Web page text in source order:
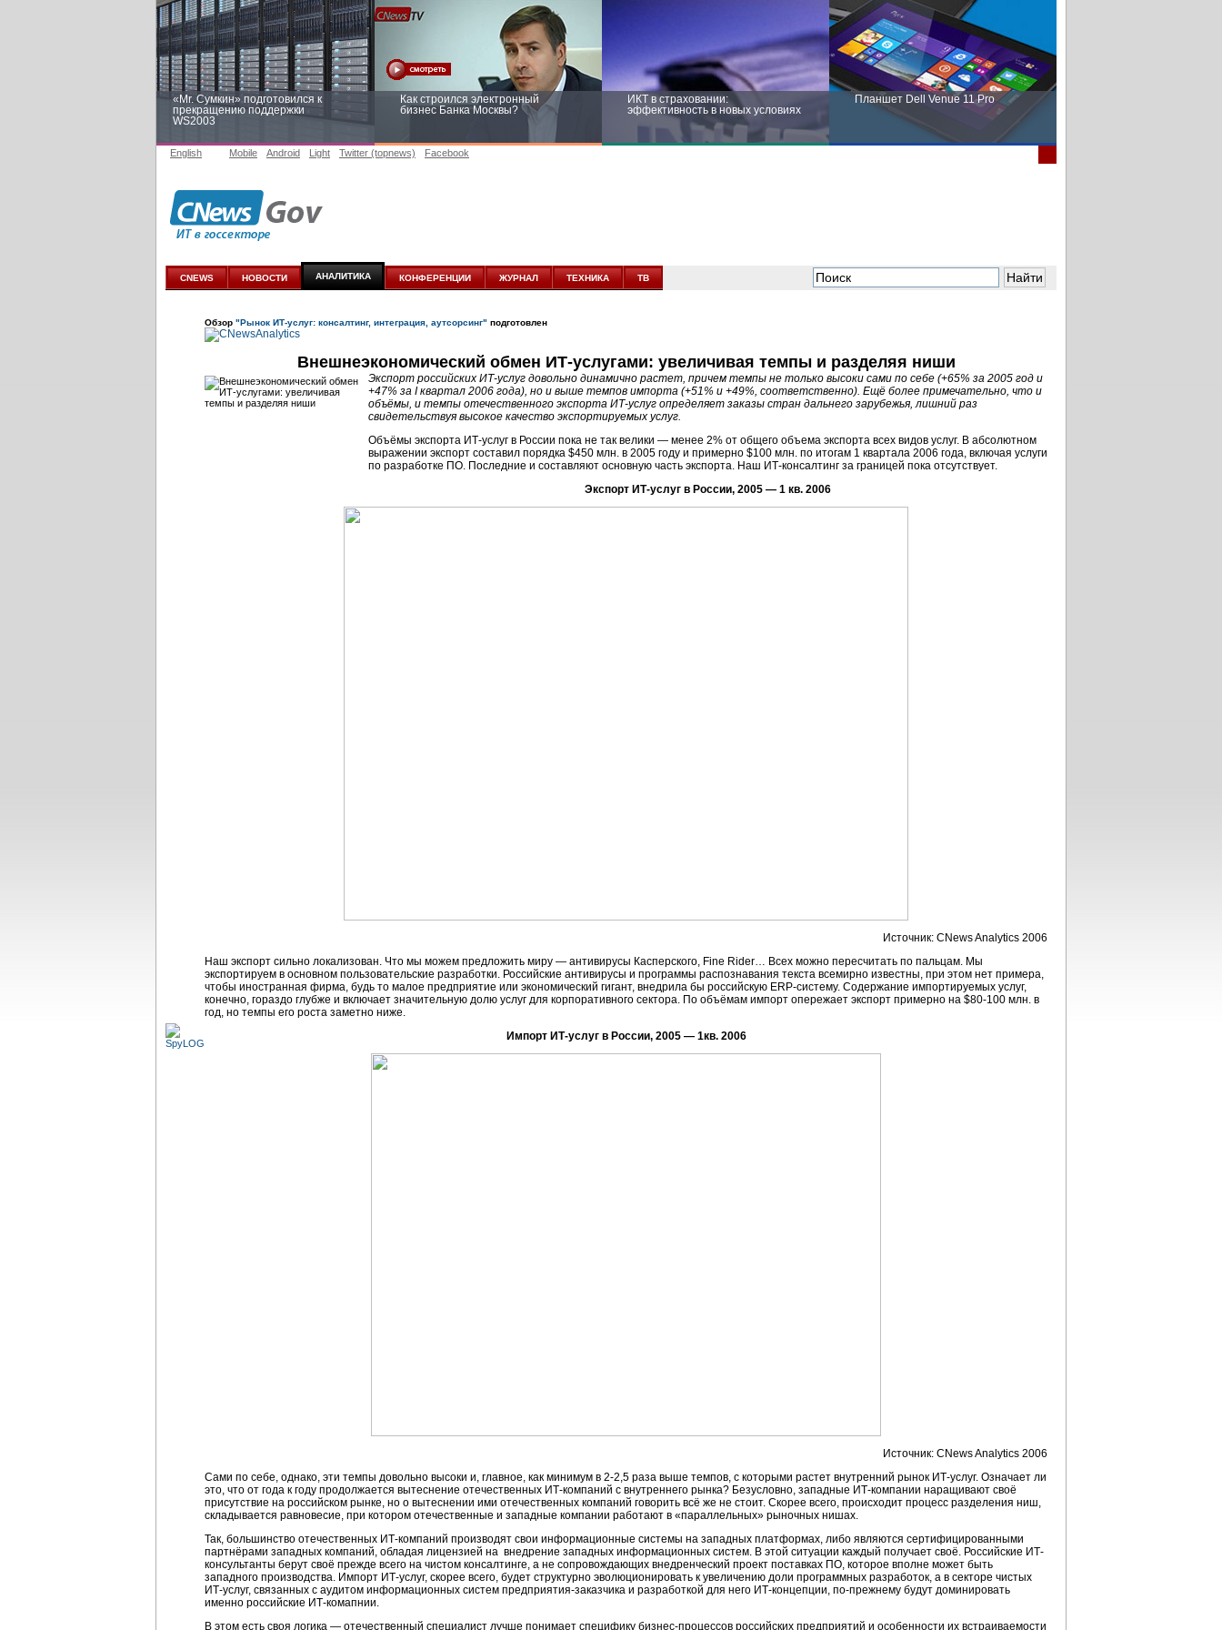
«Mr. Сумкин» подготовился к
прекращению поддержки
WS2003
Как строился электронный
бизнес Банка Москвы?
ИКТ в страховании:
эффективность в новых условиях
Планшет Dell Venue 11 Pro
Заоблачная оптимизация: как
аналитике
новых условиях
English Mobile Android Light Twitter (topnews) Facebook
CNEWS НОВОСТИ АНАЛИТИКА КОНФЕРЕНЦИИ ЖУРНАЛ ТЕХНИКА ТВ
Обзор "Рынок ИТ-услуг: консалтинг, интеграция, аутсорсинг" подготовлен
Внешнеэкономический обмен ИТ-услугами: увеличивая темпы и разделяя ниши
Экспорт российских ИТ-услуг довольно динамично растет, причем темпы не только высоки сами по себе (+65% за 2005 год и
+47% за I квартал 2006 года), но и выше темпов импорта (+51% и +49%, соответственно). Ещё более примечательно, что и
объёмы, и темпы отечественного экспорта ИТ-услуг определяет заказы стран дальнего зарубежья, лишний раз
свидетельствуя высокое качество экспортируемых услуг.
Объёмы экспорта ИТ-услуг в России пока не так велики — менее 2% от общего объема экспорта всех видов услуг. В абсолютном
выражении экспорт составил порядка $450 млн. в 2005 году и примерно $100 млн. по итогам 1 квартала 2006 года, включая услуги
по разработке ПО. Последние и составляют основную часть экспорта. Наш ИТ-консалтинг за границей пока отсутствует.
Экспорт ИТ-услуг в России, 2005 — 1 кв. 2006
Источник: CNews Analytics 2006
Наш экспорт сильно локализован. Что мы можем предложить миру — антивирусы Касперского, Fine Rider… Всех можно пересчитать по пальцам. Мы
экспортируем в основном пользовательские разработки. Российские антивирусы и программы распознавания текста всемирно известны, при этом нет примера,
чтобы иностранная фирма, будь то малое предприятие или экономический гигант, внедрила бы российскую ERP-систему. Содержание импортируемых услуг,
конечно, гораздо глубже и включает значительную долю услуг для корпоративного сектора. По объёмам импорт опережает экспорт примерно на $80-100 млн. в
год, но темпы его роста заметно ниже.
Импорт ИТ-услуг в России, 2005 — 1кв. 2006
Источник: CNews Analytics 2006
Сами по себе, однако, эти темпы довольно высоки и, главное, как минимум в 2-2,5 раза выше темпов, с которыми растет внутренний рынок ИТ-услуг. Означает ли
это, что от года к году продолжается вытеснение отечественных ИТ-компаний с внутреннего рынка? Безусловно, западные ИТ-компании наращивают своё
присутствие на российском рынке, но о вытеснении ими отечественных компаний говорить всё же не стоит. Скорее всего, происходит процесс разделения ниш,
складывается равновесие, при котором отечественные и западные компании работают в «параллельных» рыночных нишах.
Так, большинство отечественных ИТ-компаний производят свои информационные системы на западных платформах, либо являются сертифицированными
партнёрами западных компаний, обладая лицензией на внедрение западных информационных систем. В этой ситуации каждый получает своё. Российские ИТ-
консультанты берут своё прежде всего на чистом консалтинге, а не сопровождающих внедренческий проект поставках ПО, которое вполне может быть
западного производства. Импорт ИТ-услуг, скорее всего, будет структурно эволюционировать к увеличению доли программных разработок, а в секторе чистых
ИТ-услуг, связанных с аудитом информационных систем предприятия-заказчика и разработкой для него ИТ-концепции, по-прежнему будут доминировать
именно российские ИТ-комапнии.
В этом есть своя логика — отечественный специалист лучше понимает специфику бизнес-процессов российских предприятий и особенности их встраиваемости